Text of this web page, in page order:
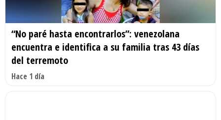
“No paré hasta encontrarlos”: venezolana
encuentra e identifica a su familia tras 43 días
del terremoto
Hace 1 día